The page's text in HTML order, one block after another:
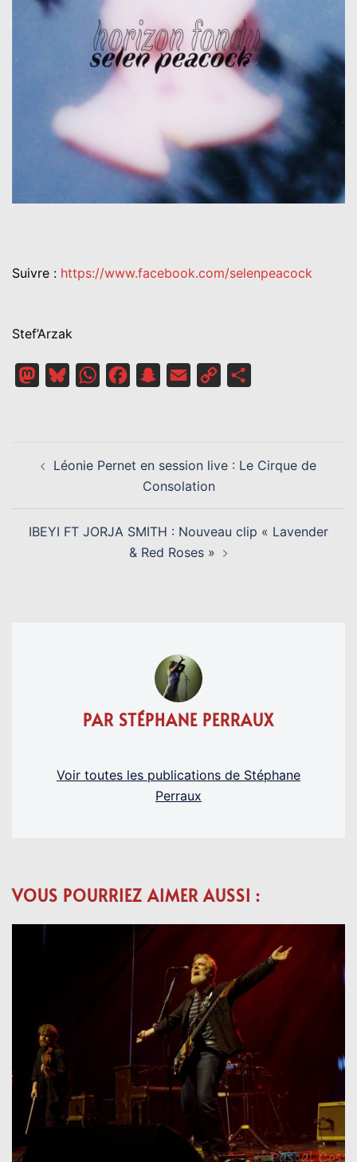
Suivre : https://www.facebook.com/selenpeacock
Stef’Arzak
MastodonBlueskyWhatsAppFacebookSnapchat
Email
Copy
D’ARTICLE
Léonie Pernet en session live : Le Cirque de
Consolation
IBEYI FT JORJA SMITH : Nouveau clip « Lavender
& Red Roses »
PAR STÉPHANE PERRAUX
Voir toutes les publications de Stéphane
Perraux
VOUS POURRIEZ AIMER AUSSI :